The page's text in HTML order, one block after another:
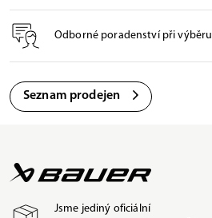
Odborné poradenství při výběru
Seznam prodejen
Jsme jediný oficiální